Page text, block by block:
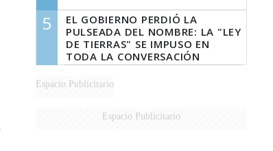
5
EL GOBIERNO PERDIÓ LA
PULSEADA DEL NOMBRE: LA "LEY
DE TIERRAS" SE IMPUSO EN
TODA LA CONVERSACIÓN
DIGITAL
Espacio Publicitario
Espacio Publicitario